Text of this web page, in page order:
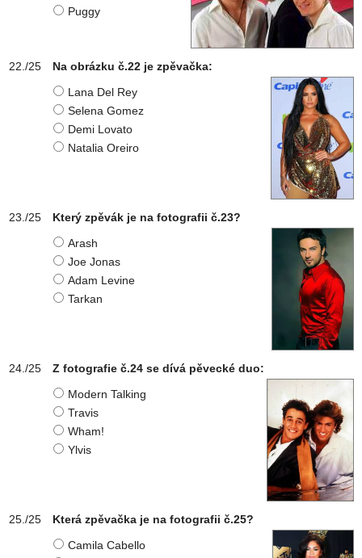
Puggy
Na obrázku č.22 je zpěvačka:
Lana Del Rey
Selena Gomez
Demi Lovato
Natalia Oreiro
Který zpěvák je na fotografii č.23?
Arash
Joe Jonas
Adam Levine
Tarkan
Z fotografie č.24 se dívá pěvecké duo:
Modern Talking
Travis
Wham!
Ylvis
Která zpěvačka je na fotografii č.25?
Camila Cabello